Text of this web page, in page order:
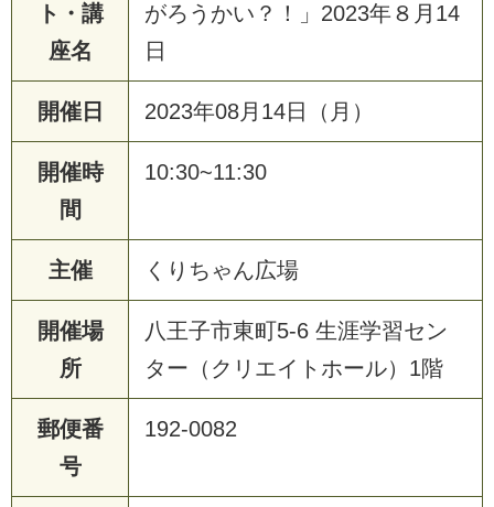
ト・講
座名
がろうかい？！」2023年８月14
日
開催日 2023年08月14日（月）
開催時
間
10:30~11:30
主催 くりちゃん広場
開催場
所
八王子市東町5-6 生涯学習セン
ター（クリエイトホール）1階
郵便番
号
192-0082